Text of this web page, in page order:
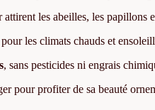
attirent les abeilles, les
les climats chauds et
, sans pesticides ni engrais
pour profiter de sa beauté